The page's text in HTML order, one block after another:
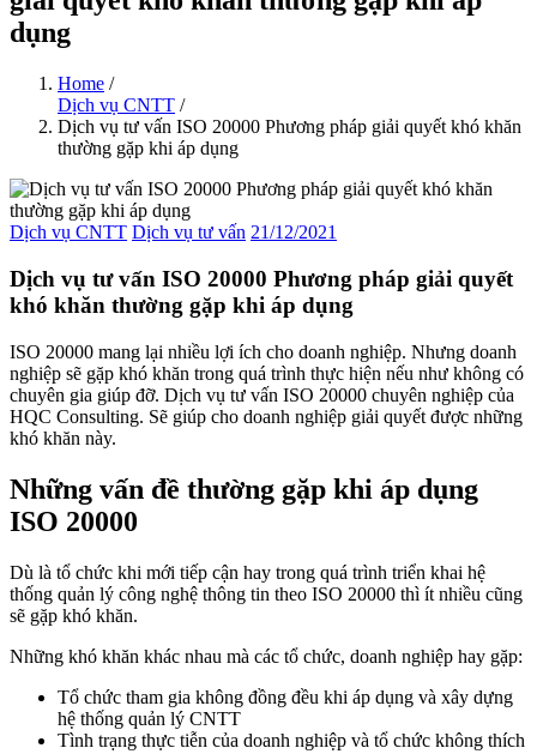
dụng
Home /
Dịch vụ CNTT /
Dịch vụ tư vấn ISO 20000 Phương pháp giải quyết khó khăn
thường gặp khi áp dụng
Dịch vụ CNTT Dịch vụ tư vấn 21/12/2021
Dịch vụ tư vấn ISO 20000 Phương pháp giải quyết
khó khăn thường gặp khi áp dụng
ISO 20000 mang lại nhiều lợi ích cho doanh nghiệp. Nhưng doanh
nghiệp sẽ gặp khó khăn trong quá trình thực hiện nếu như không có
chuyên gia giúp đỡ. Dịch vụ tư vấn ISO 20000 chuyên nghiệp của
HQC Consulting. Sẽ giúp cho doanh nghiệp giải quyết được những
khó khăn này.
Những vấn đề thường gặp khi áp dụng
ISO 20000
Dù là tổ chức khi mới tiếp cận hay trong quá trình triển khai hệ
thống quản lý công nghệ thông tin theo ISO 20000 thì ít nhiều cũng
sẽ gặp khó khăn.
Những khó khăn khác nhau mà các tổ chức, doanh nghiệp hay gặp:
Tổ chức tham gia không đồng đều khi áp dụng và xây dựng
hệ thống quản lý CNTT
Tình trạng thực tiễn của doanh nghiệp và tổ chức không thích